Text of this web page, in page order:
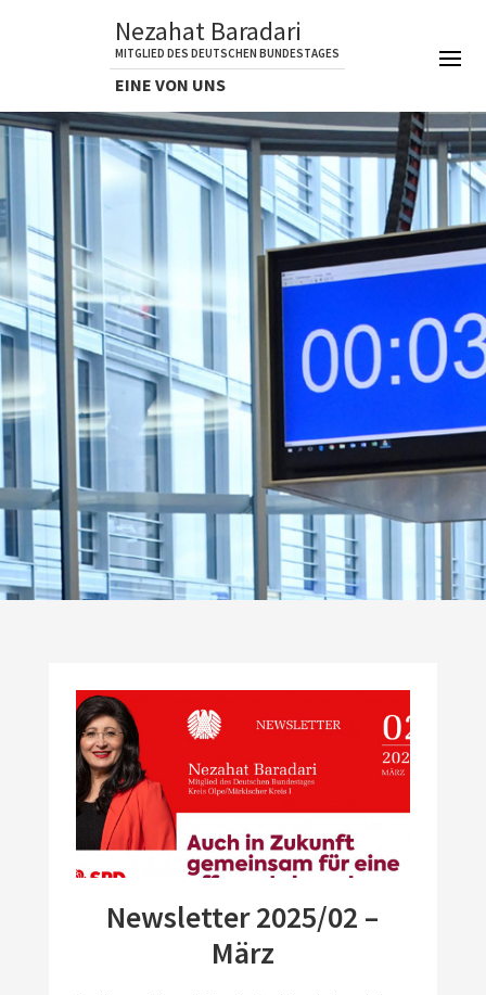
Nezahat Baradari
MITGLIED DES DEUTSCHEN BUNDESTAGES
EINE VON UNS
Newsletter 2025/02 –
März